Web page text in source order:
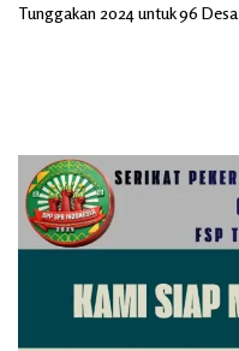
Tunggakan 2024 untuk 96 Desa